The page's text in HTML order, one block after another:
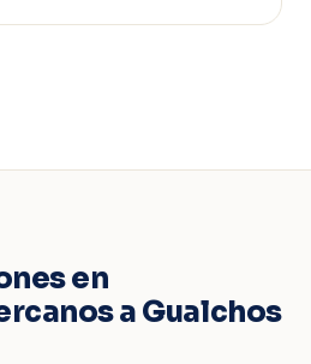
en
a Gualchos